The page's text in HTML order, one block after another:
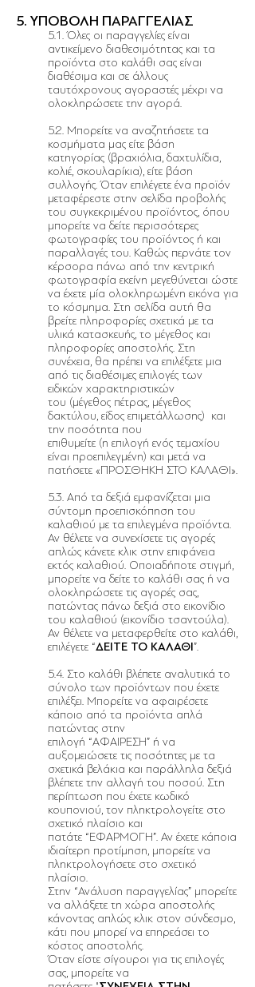
5. ΥΠΟΒΟΛΗ ΠΑΡΑΓΓΕΛΙΑΣ
5.1. Όλες οι παραγγελίες είναι
αντικείμενο διαθεσιμότητας και τα
προϊόντα στο καλάθι σας είναι
διαθέσιμα και σε άλλους
ταυτόχρονους αγοραστές μέχρι να
ολοκληρώσετε την αγορά.
5.2. Μπορείτε να αναζητήσετε τα
κοσμήματα μας είτε βάση
κατηγορίας (βραχιόλια, δαχτυλίδια,
κολιέ, σκουλαρίκια), είτε βάση
συλλογής. Όταν επιλέγετε ένα προϊόν
μεταφέρεστε στην σελίδα προβολής
του συγκεκριμένου προϊόντος, όπου
μπορείτε να δείτε περισσότερες
φωτογραφίες του προϊόντος ή και
παραλλαγές του. Καθώς περνάτε τον
κέρσορα πάνω από την κεντρική
φωτογραφία εκείνη μεγεθύνεται ώστε
να έχετε μία ολοκληρωμένη εικόνα για
το κόσμημα. Στη σελίδα αυτή θα
βρείτε πληροφορίες σχετικά με τα
υλικά κατασκευής, το μέγεθος και
πληροφορίες αποστολής. Στη
συνέχεια, θα πρέπει να επιλέξετε μια
από τις διαθέσιμες επιλογές των
ειδικών χαρακτηριστικών
του (μέγεθος πέτρας, μέγεθος
δακτύλου, είδος επιμετάλλωσης) και
την ποσότητα που
επιθυμείτε (η επιλογή ενός τεμαχίου
είναι προεπιλεγμένη) και μετά να
πατήσετε «ΠΡΟΣΘΗΚΗ ΣΤΟ ΚΑΛΑΘΙ».
5.3. Από τα δεξιά εμφανίζεται μια
σύντομη προεπισκόπηση του
καλαθιού με τα επιλεγμένα προϊόντα.
Αν θέλετε να συνεχίσετε τις αγορές
απλώς κάνετε κλικ στην επιφάνεια
εκτός καλαθιού. Οποιαδήποτε στιγμή,
μπορείτε να δείτε το καλάθι σας ή να
ολοκληρώσετε τις αγορές σας,
πατώντας πάνω δεξιά στο εικονίδιο
του καλαθιού (εικονίδιο τσαντούλα).
Αν θέλετε να μεταφερθείτε στο καλάθι,
επιλέγετε “ΔΕΙΤΕ ΤΟ ΚΑΛΑΘΙ”.
5.4. Στο καλάθι βλέπετε αναλυτικά το
σύνολο των προϊόντων που έχετε
επιλέξει. Μπορείτε να αφαιρέσετε
κάποιο από τα προϊόντα απλά
πατώντας στην
επιλογή “ΑΦΑΙΡΕΣΗ” ή να
αυξομειώσετε τις ποσότητες με τα
σχετικά βελάκια και παράλληλα δεξιά
βλέπετε την αλλαγή του ποσού. Στη
περίπτωση που έχετε κωδικό
κουπονιού, τον πληκτρολογείτε στο
σχετικό πλαίσιο και
πατάτε “ΕΦΑΡΜΟΓΗ”. Αν έχετε κάποια
ιδιαίτερη προτίμηση, μπορείτε να
πληκτρολογήσετε στο σχετικό
πλαίσιο.
Στην “Ανάλυση παραγγελίας” μπορείτε
να αλλάξετε τη χώρα αποστολής
κάνοντας απλώς κλικ στον σύνδεσμο,
κάτι που μπορεί να επηρεάσει το
κόστος αποστολής.
Όταν είστε σίγουροι για τις επιλογές
σας, μπορείτε να